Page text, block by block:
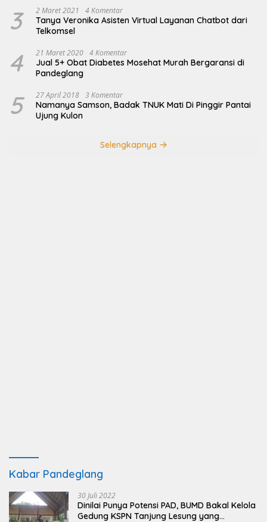
3 2 Maret 2021 4 Komentar
Tanya Veronika Asisten Virtual Layanan Chatbot dari
Telkomsel
4 21 Maret 2020 4 Komentar
Jual 5+ Obat Diabetes Mosehat Murah Bergaransi di
Pandeglang
5 27 April 2018 3 Komentar
Namanya Samson, Badak TNUK Mati Di Pinggir Pantai
Ujung Kulon
Selengkapnya
Kabar Pandeglang
30 Juli 2022
Dinilai Punya Potensi PAD, BUMD Bakal Kelola
Gedung KSPN Tanjung Lesung yang